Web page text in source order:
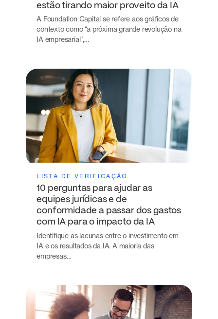
estão tirando maior proveito da IA
A Foundation Capital se refere aos gráficos de
contexto como “a próxima grande revolução na
IA empresarial”,…
LISTA DE VERIFICAÇÃO
10 perguntas para ajudar as
equipes jurídicas e de
conformidade a passar dos gastos
com IA para o impacto da IA
Identifique as lacunas entre o investimento em
IA e os resultados da IA. A maioria das
empresas…